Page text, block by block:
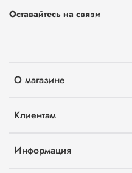
О магазине
Клиентам
Информация
Оставайтесь на связи